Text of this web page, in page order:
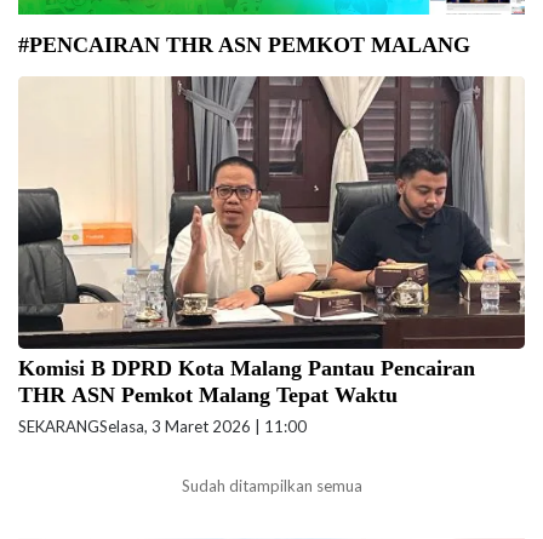
#PENCAIRAN THR ASN PEMKOT MALANG
Ketua Komisi B DPRD Kota Malang Bayu Rekso Aji dan Sekretaris
Komisi B Abu Bakar dalam salah satu kegiatan komisi. (foto: ist)
Komisi B DPRD Kota Malang Pantau Pencairan
THR ASN Pemkot Malang Tepat Waktu
SEKARANGSelasa, 3 Maret 2026 | 11:00
Sudah ditampilkan semua